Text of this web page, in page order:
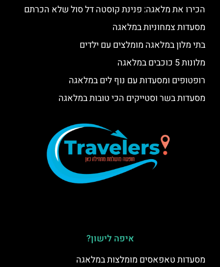
הכירו את מלאגה: פנינת קוסטה דל סול שלא הכרתם
מסעדות צמחוניות במלאגה
בתי מלון במלאגה מומלצים עם ילדים
מלונות 5 כוכבים במלאגה
רופטופים ומסעדות עם נוף לים במלאגה
מסעדות בשר וסטייקים הכי טובות במלאגה
איפה לישון?
מסעדות טאפאסים מומלצות במלאגה